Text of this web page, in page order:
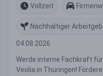
Vollzeit
Nachhaltiger
04.08.2026
Werde interne Fachkraft
Veolia in Thüringen!